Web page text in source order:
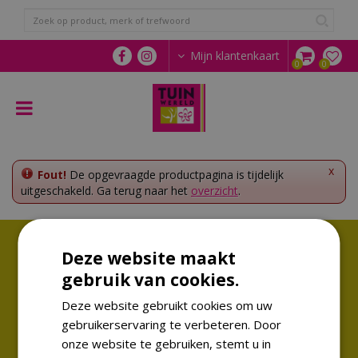
n
a
Mijn klantenkaart
x
Fout! De opgevraagde productpagina is tijdelijk
uitgeschakeld. Ga terug naar het overzicht.
Volg ons!
Altijd op de hoogte van de laatste trends
Deze website maakt
gebruik van cookies.
Deze website gebruikt cookies om uw
gebruikerservaring te verbeteren. Door
onze website te gebruiken, stemt u in